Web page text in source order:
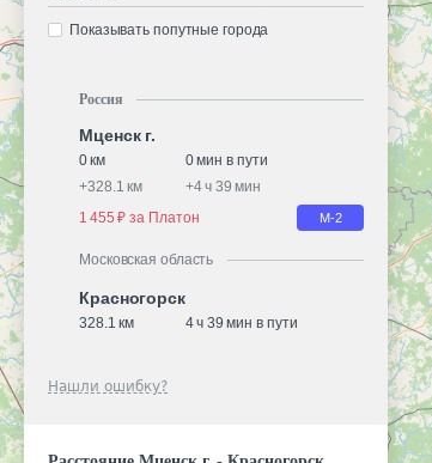
Показывать попутные города
Россия
Мценск г.
0 км
0 мин в пути
+328.1 км +4 ч 39 мин
1 455 ₽ за Платон
М-2
Московская область
Красногорск
328.1 км 4 ч 39 мин в пути
Нашли ошибку?